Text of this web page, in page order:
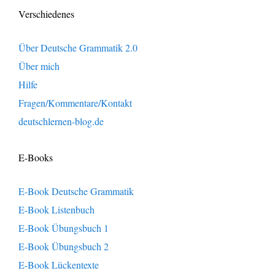
Verschiedenes
Über Deutsche Grammatik 2.0
Über mich
Hilfe
Fragen/Kommentare/Kontakt
deutschlernen-blog.de
E-Books
E-Book Deutsche Grammatik
E-Book Listenbuch
E-Book Übungsbuch 1
E-Book Übungsbuch 2
E-Book Lückentexte